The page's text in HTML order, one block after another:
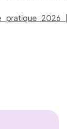
pratique 2026